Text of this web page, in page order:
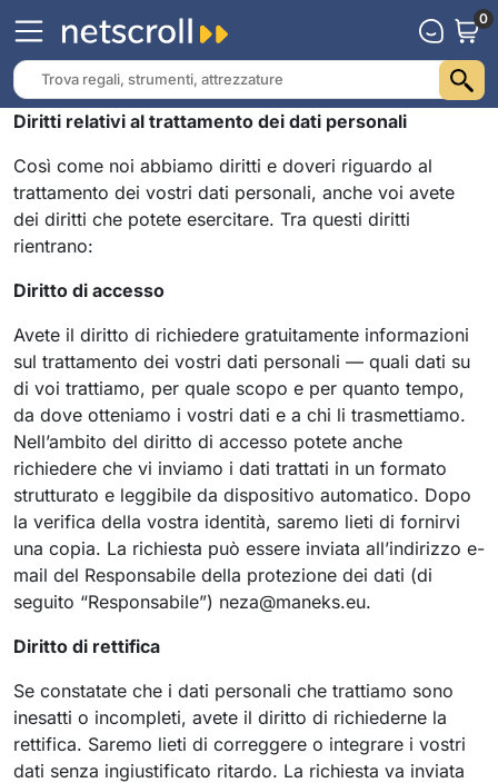
0
Diritti relativi al trattamento dei dati personali
Così come noi abbiamo diritti e doveri riguardo al
trattamento dei vostri dati personali, anche voi avete
dei diritti che potete esercitare. Tra questi diritti
rientrano:
Diritto di accesso
Avete il diritto di richiedere gratuitamente informazioni
sul trattamento dei vostri dati personali — quali dati su
di voi trattiamo, per quale scopo e per quanto tempo,
da dove otteniamo i vostri dati e a chi li trasmettiamo.
Nell’ambito del diritto di accesso potete anche
richiedere che vi inviamo i dati trattati in un formato
strutturato e leggibile da dispositivo automatico. Dopo
la verifica della vostra identità, saremo lieti di fornirvi
una copia. La richiesta può essere inviata all’indirizzo e-
mail del Responsabile della protezione dei dati (di
seguito “Responsabile”) neza@maneks.eu.
Diritto di rettifica
Se constatate che i dati personali che trattiamo sono
inesatti o incompleti, avete il diritto di richiederne la
rettifica. Saremo lieti di correggere o integrare i vostri
dati senza ingiustificato ritardo. La richiesta va inviata